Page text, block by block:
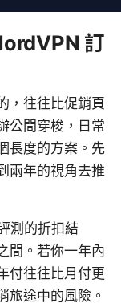
訂
，往往比促銷頁
公間穿梭，日常
長度的方案。先
兩年的視角去推
測的折扣結
間。若你一年內
付往往比月付更
旅途中的風險。